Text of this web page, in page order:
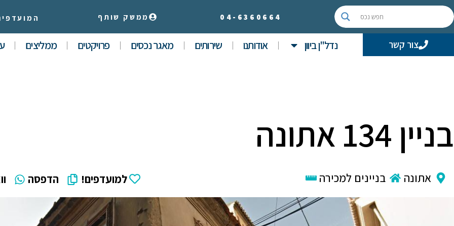
04- 6360664 ממשק שותף
צור קשר נדל"ן ביוון אודותנו שירותים מאגר נכסים פרויקטים ממליצים
בניין 134 אתונה
אתונה בניינים למכירה למועדפים! הדפסה